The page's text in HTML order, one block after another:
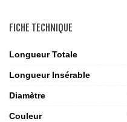
FICHE TECHNIQUE
Longueur Totale
Longueur Insérable
Diamètre
Couleur